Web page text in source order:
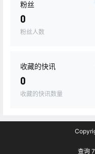
粉丝
0
粉丝人数
收藏的快讯
0
收藏的快讯数量
查询